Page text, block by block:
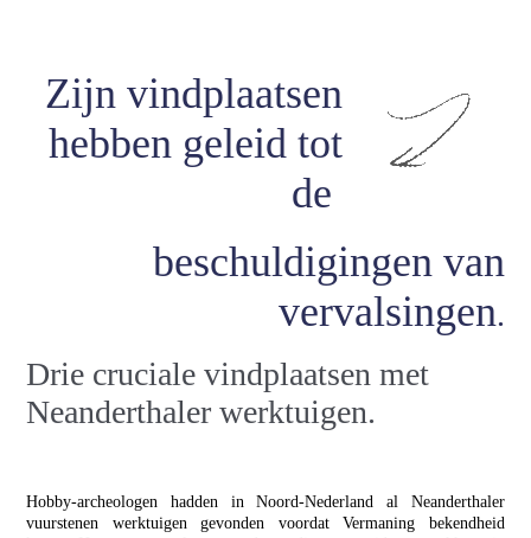
Zijn vindplaatsen
hebben geleid tot
de
beschuldigingen van
vervalsingen.
Drie cruciale vindplaatsen met
Neanderthaler werktuigen.
Hobby-archeologen hadden in Noord-Nederland al Neanderthaler
vuurstenen werktuigen gevonden voordat Vermaning bekendheid